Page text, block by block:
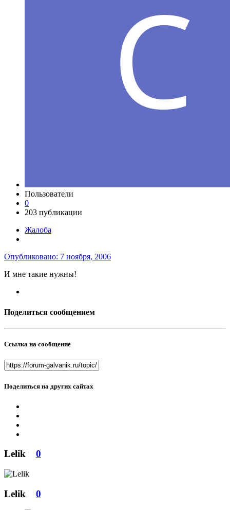
Пользователи
0
203 публикации
Жалоба
Опубликовано: 7 ноября, 2006
И мне такие нужны!
Поделиться сообщением
Ссылка на сообщение
Поделиться на других сайтах
Lelik 0
Lelik 0